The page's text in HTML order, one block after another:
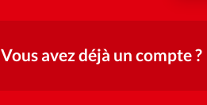
Vous avez déjà un compte ?